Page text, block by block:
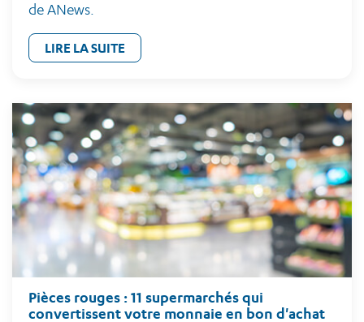
de ANews.
LIRE LA SUITE
Pièces rouges : 11 supermarchés qui
convertissent votre monnaie en bon d'achat